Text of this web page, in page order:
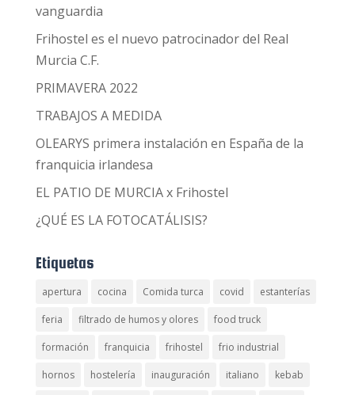
vanguardia
Frihostel es el nuevo patrocinador del Real
Murcia C.F.
PRIMAVERA 2022
TRABAJOS A MEDIDA
OLEARYS primera instalación en España de la
franquicia irlandesa
EL PATIO DE MURCIA x Frihostel
¿QUÉ ES LA FOTOCATÁLISIS?
Etiquetas
apertura cocina Comida turca covid estanterías
feria filtrado de humos y olores food truck
formación franquicia frihostel frio industrial
hornos hostelería inauguración italiano kebab